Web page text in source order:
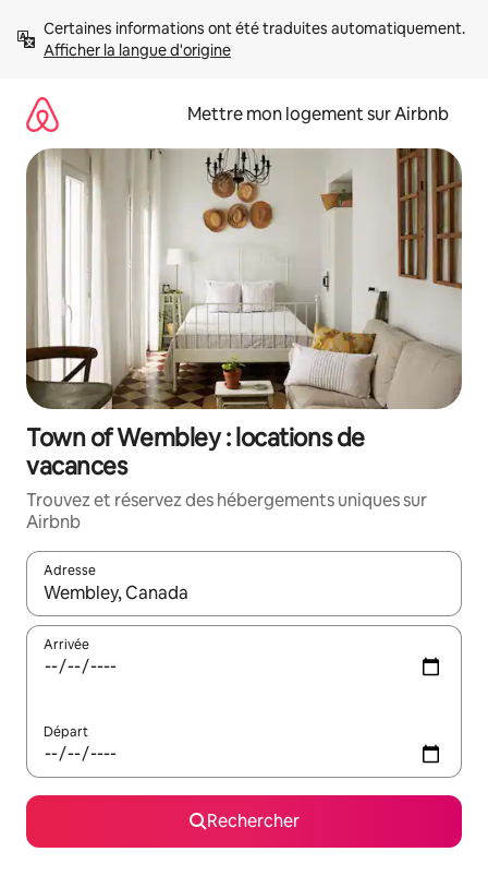
directement
Afficher la langue d'origine
Mettre mon logement sur Airbnb
Town of Wembley : locations de
vacances
Trouvez et réservez des hébergements uniques sur
Airbnb
Adresse
Lorsque les résultats s'affichent, utilisez les flèches vers le
Arrivée
Départ
Rechercher